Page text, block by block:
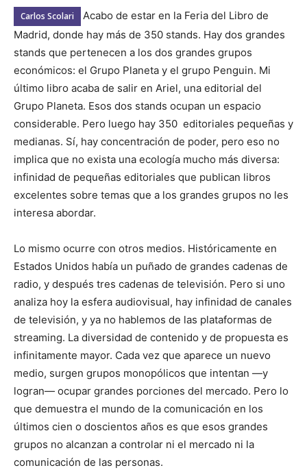
Carlos Scolari
Acabo de estar en la Feria del Libro de
Madrid, donde hay más de 350 stands. Hay dos grandes
stands que pertenecen a los dos grandes grupos
económicos: el Grupo Planeta y el grupo Penguin. Mi
último libro acaba de salir en Ariel, una editorial del
Grupo Planeta. Esos dos stands ocupan un espacio
considerable. Pero luego hay 350 editoriales pequeñas y
medianas. Sí, hay concentración de poder, pero eso no
implica que no exista una ecología mucho más diversa:
infinidad de pequeñas editoriales que publican libros
excelentes sobre temas que a los grandes grupos no les
interesa abordar.
Lo mismo ocurre con otros medios. Históricamente en
Estados Unidos había un puñado de grandes cadenas de
radio, y después tres cadenas de televisión. Pero si uno
analiza hoy la esfera audiovisual, hay infinidad de canales
de televisión, y ya no hablemos de las plataformas de
streaming. La diversidad de contenido y de propuesta es
infinitamente mayor. Cada vez que aparece un nuevo
medio, surgen grupos monopólicos que intentan —y
logran— ocupar grandes porciones del mercado. Pero lo
que demuestra el mundo de la comunicación en los
últimos cien o doscientos años es que esos grandes
grupos no alcanzan a controlar ni el mercado ni la
comunicación de las personas.